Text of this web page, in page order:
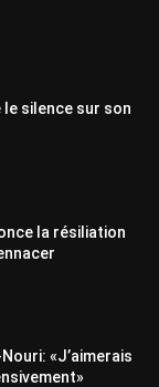
le silence sur son
la résiliation
«J’aimerais